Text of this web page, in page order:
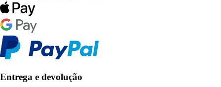
Entrega e devolução